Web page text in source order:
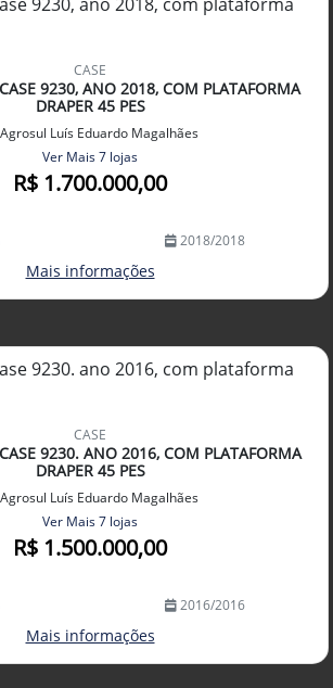
CASE
9230, ANO 2018, COM PLATAFORMA
DRAPER 45 PES
Agrosul Luís Eduardo Magalhães
Ver Mais 7 lojas
R$ 1.700.000,00
2018/2018
Mais informações
CASE
9230. ANO 2016, COM PLATAFORMA
DRAPER 45 PES
Agrosul Luís Eduardo Magalhães
Ver Mais 7 lojas
R$ 1.500.000,00
2016/2016
Mais informações